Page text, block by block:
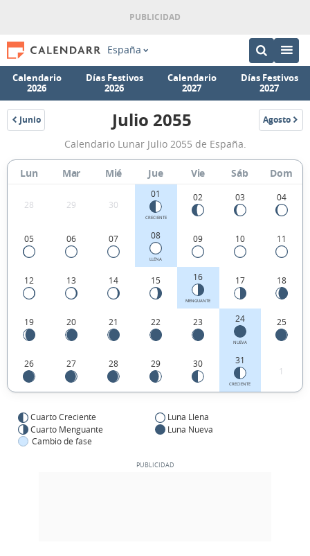
España
Calendario
2026
Días Festivos
2026
Calendario
2027
Días Festivos
2027
Junio
2055
Calendario
Lunar
Julio
2055
de
España.
Julio 2055 Agosto
2055
Calendario Lunar Julio 2055 de España.
Lun Mar Mié Jue Vie Sáb Dom
28 29 30
01
CRECIENTE
02 03 04
05 06 07 08
LLENA
09 10 11
12 13 14 15 16
MENGUANTE
17 18
19 20 21 22 23 24
NUEVA
25
26 27 28 29 30 31
CRECIENTE
1
Cuarto Creciente
Luna Llena
Cuarto Menguante
Luna Nueva
Cambio de fase